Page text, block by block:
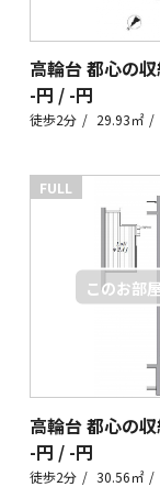
-円 / -円
徒歩2分 29.93㎡
FULL
-円 / -円
徒歩2分 30.56㎡